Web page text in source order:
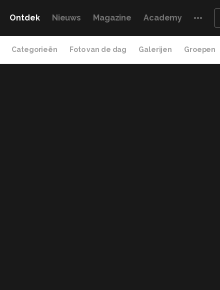
Ontdek Nieuws Magazine Academy
Categorieën Foto van de dag Galerijen Groepen